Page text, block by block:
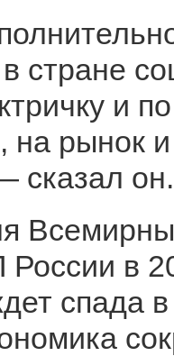
в стране
и
на рынок
сказал он.
в
спада